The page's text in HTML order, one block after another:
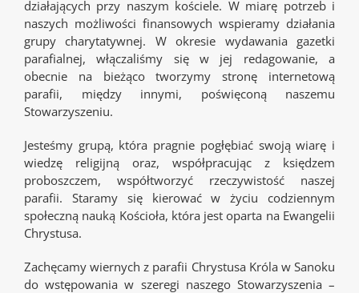
działających przy naszym kościele. W miarę potrzeb i
naszych możliwości finansowych wspieramy działania
grupy charytatywnej. W okresie wydawania gazetki
parafialnej, włączaliśmy się w jej redagowanie, a
obecnie na bieżąco tworzymy stronę internetową
parafii, między innymi, poświęconą naszemu
Stowarzyszeniu.
Jesteśmy grupą, która pragnie pogłębiać swoją wiarę i
wiedzę religijną oraz, współpracując z księdzem
proboszczem, współtworzyć rzeczywistość naszej
parafii. Staramy się kierować w życiu codziennym
społeczną nauką Kościoła, która jest oparta na Ewangelii
Chrystusa.
Zachęcamy wiernych z parafii Chrystusa Króla w Sanoku
do wstępowania w szeregi naszego Stowarzyszenia –